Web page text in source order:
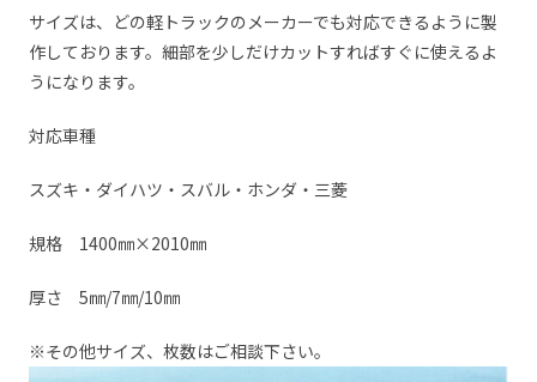
サイズは、どの軽トラックのメーカーでも対応できるように製
作しております。細部を少しだけカットすればすぐに使えるよ
うになります。
対応車種
スズキ・ダイハツ・スバル・ホンダ・三菱
規格 1400㎜×2010㎜
厚さ 5㎜/7㎜/10㎜
※その他サイズ、枚数はご相談下さい。